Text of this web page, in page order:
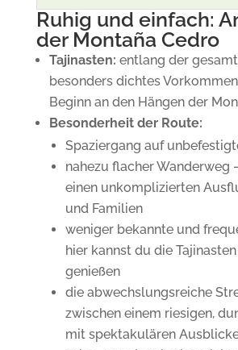
Ruhig und einfach:
der Montaña Cedro
Tajinasten: entlang der
besonders dichtes
Beginn an den Hängen der
Besonderheit der Route:
Spaziergang auf
nahezu flacher Wanderweg
einen unkomplizierten
und Familien
weniger bekannte und
hier kannst du die
genießen
die abwechslungsreiche
zwischen einem riesigen,
mit spektakulären